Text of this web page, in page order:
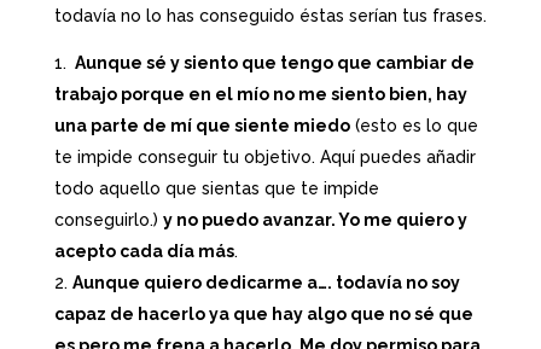
todavía no lo has conseguido éstas serían tus frases.
Aunque sé y siento que tengo que cambiar de
trabajo porque en el mío no me siento bien, hay
una parte de mí que siente miedo(esto es lo que
te impide conseguir tu objetivo. Aquí puedes añadir
todo aquello que sientas que te impide
conseguirlo.) y no puedo avanzar. Yo me quiero y
acepto cada día más.
Aunque quiero dedicarme a…. todavía no soy
capaz de hacerlo ya que hay algo que no sé que